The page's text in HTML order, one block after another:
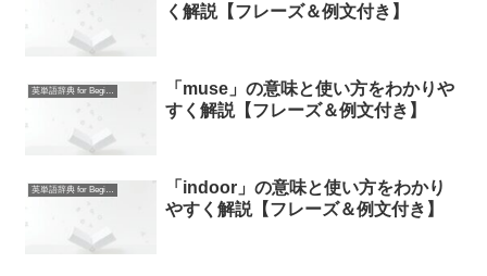
く解説【フレーズ＆例文付き】
英単語辞典 for Beginners
「muse」の意味と使い方をわかりや
すく解説【フレーズ＆例文付き】
英単語辞典 for Beginners
「indoor」の意味と使い方をわかり
やすく解説【フレーズ＆例文付き】